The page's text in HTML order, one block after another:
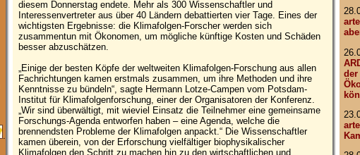
.
diesem Donnerstag endete. Mehr als 300 Wissenschaftler und
Interessenvertreter aus über 40 Ländern debattierten vier Tage. Eines der
wichtigsten Ergebnisse: die Klimafolgen-Forscher werden sich
zusammentun mit Ökonomen, um mögliche künftige Kosten und Schäden
besser abzuschätzen.
„Einige der besten Köpfe der weltweiten Klimafolgen-Forschung aus allen
Fachrichtungen kamen erstmals zusammen, um ihre Methoden und ihre
Kenntnisse zu bündeln“, sagte Hermann Lotze-Campen vom Potsdam-
Institut für Klimafolgenforschung, einer der Organisatoren der Konferenz.
„Wir sind überwältigt, mit wieviel Einsatz die Teilnehmer eine gemeinsame
Forschungs-Agenda entworfen haben – eine Agenda, welche die
brennendsten Probleme der Klimafolgen anpackt.“ Die Wissenschaftler
kamen überein, von der Erforschung vielfältiger biophysikalischer
Klimafolgen den Schritt zu machen hin zu den wirtschaftlichen und
der